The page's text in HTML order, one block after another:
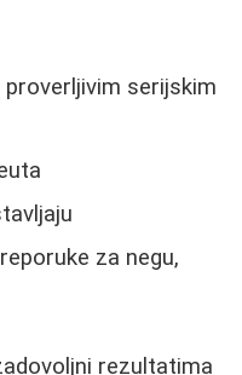
serijskim
za negu,
rezultatima